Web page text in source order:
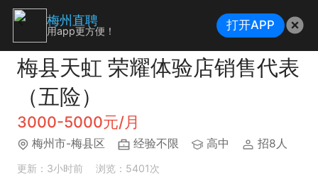
梅县天虹 荣耀体验店销售代表
（五险）
3000-5000元/月
梅州市-梅县区 经验不限 高中 招8人
更新：3小时前 浏览：5401次
梅州直聘
用app更方便！ 打开APP